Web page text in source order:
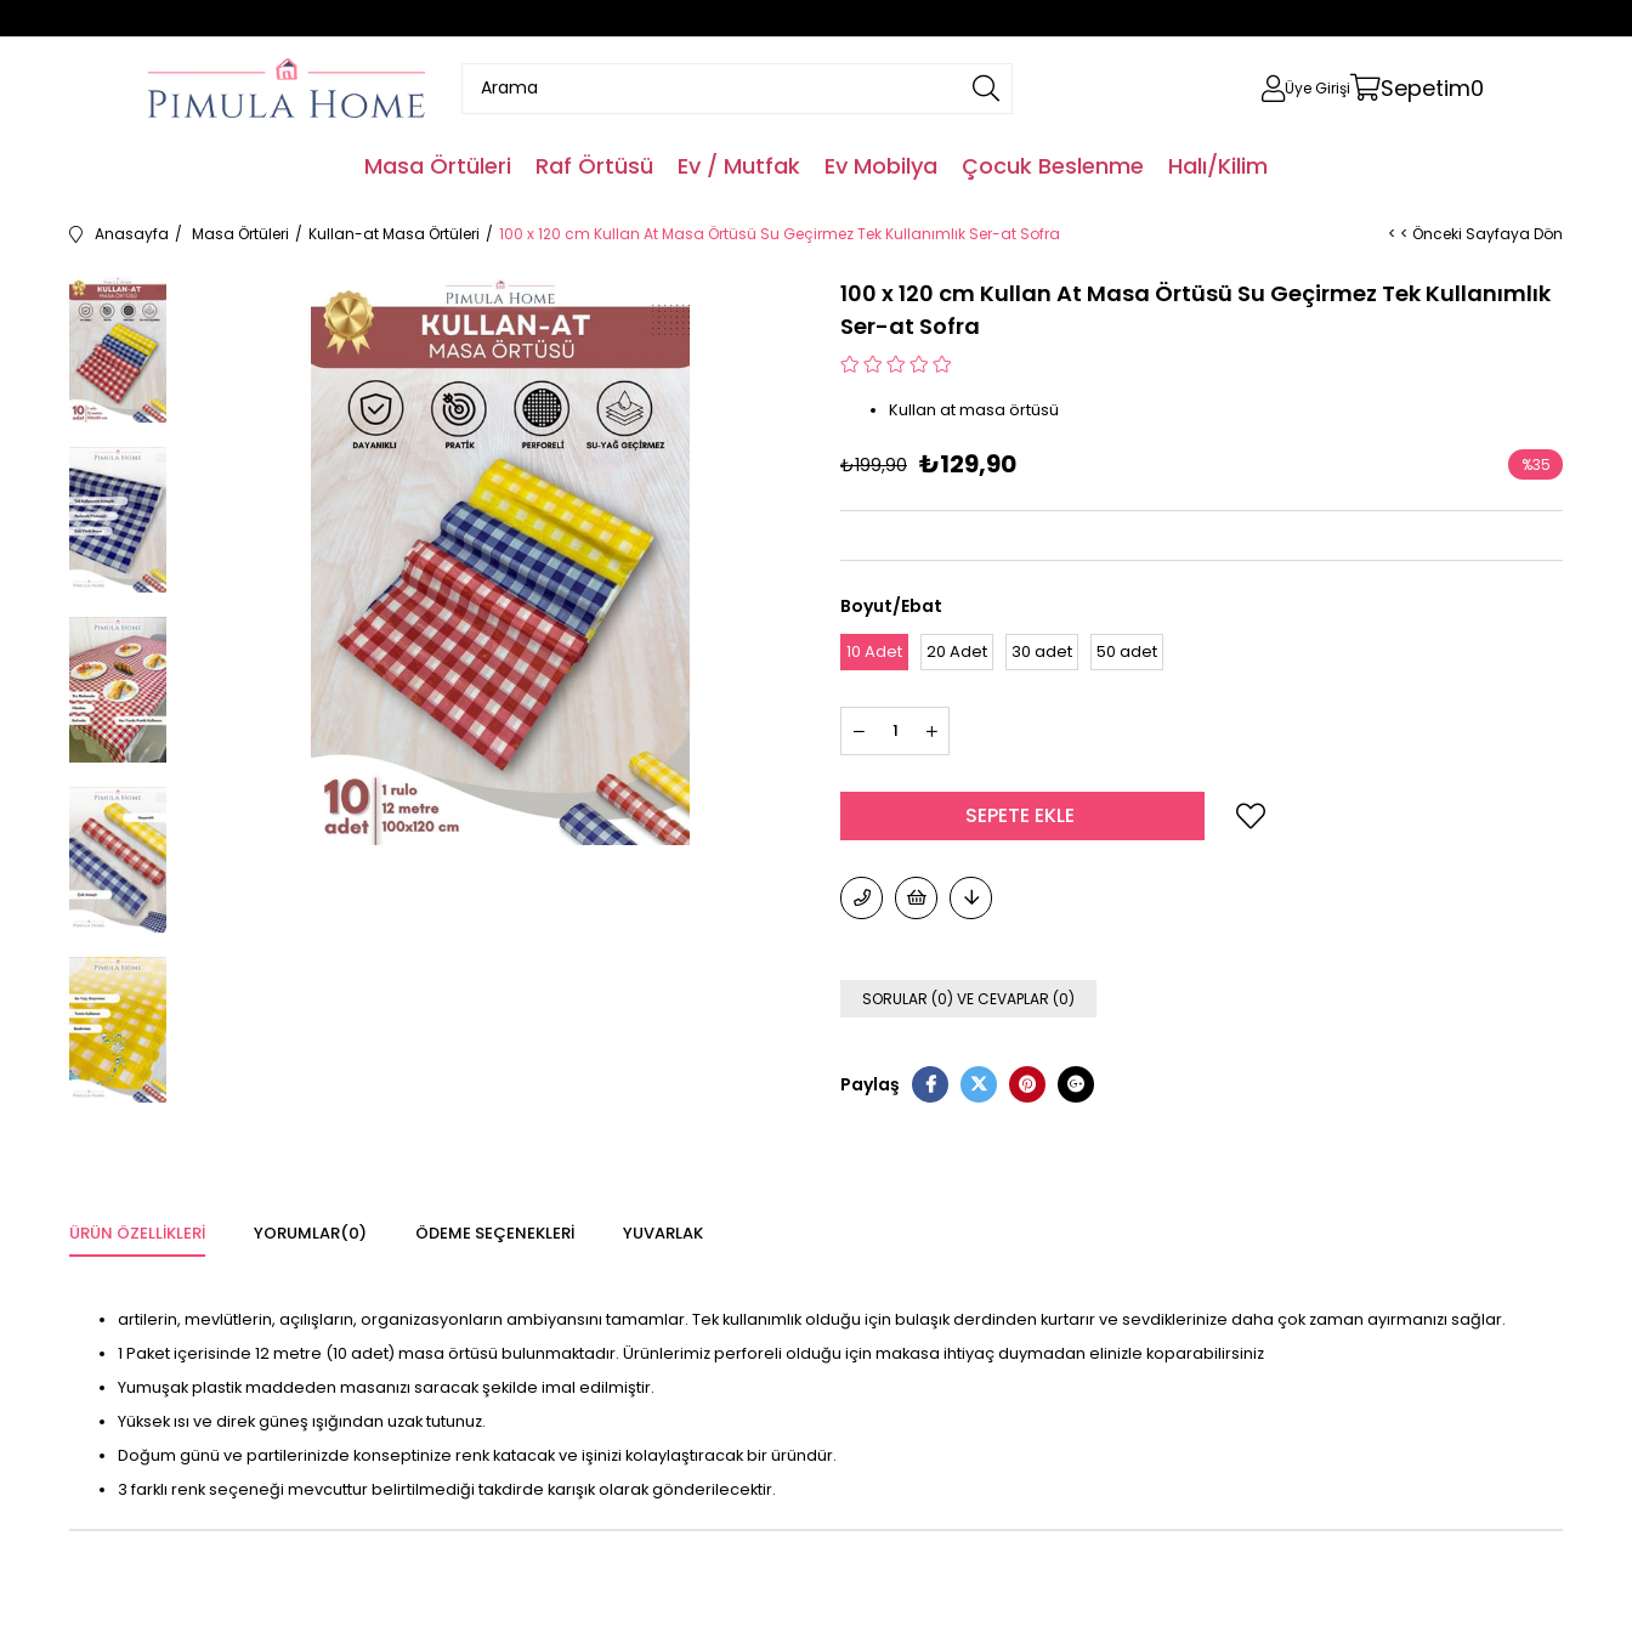
Üye Girişi Sepetim0
Masa Örtüleri Raf Örtüsü Ev / Mutfak Ev Mobilya Çocuk Beslenme Halı/Kilim
Anasayfa Masa Örtüleri Kullan-at Masa Örtüleri 100 x 120 cm Kullan At Masa Örtüsü Su Geçirmez Tek Kullanımlık Ser-at Sofra < < Önceki Sayfaya Dön
100 x 120 cm Kullan At Masa Örtüsü Su Geçirmez Tek Kullanımlık
Ser-at Sofra
Kullan at masa örtüsü
₺199,90 ₺129,90 %35
Boyut/Ebat
10 Adet 20 Adet 30 adet 50 adet
SORULAR (0) VE CEVAPLAR (0)
Paylaş
ÜRÜN ÖZELLIKLERI YORUMLAR(0) ÖDEME SEÇENEKLERI YUVARLAK
artilerin, mevlütlerin, açılışların, organizasyonların ambiyansını tamamlar. Tek kullanımlık olduğu için bulaşık derdinden kurtarır ve sevdiklerinize daha çok zaman ayırmanızı sağlar.
1 Paket içerisinde 12 metre (10 adet) masa örtüsü bulunmaktadır. Ürünlerimiz perforeli olduğu için makasa ihtiyaç duymadan elinizle koparabilirsiniz
Yumuşak plastik maddeden masanızı saracak şekilde imal edilmiştir.
Yüksek ısı ve direk güneş ışığından uzak tutunuz.
Doğum günü ve partilerinizde konseptinize renk katacak ve işinizi kolaylaştıracak bir üründür.
3 farklı renk seçeneği mevcuttur belirtilmediği takdirde karışık olarak gönderilecektir.